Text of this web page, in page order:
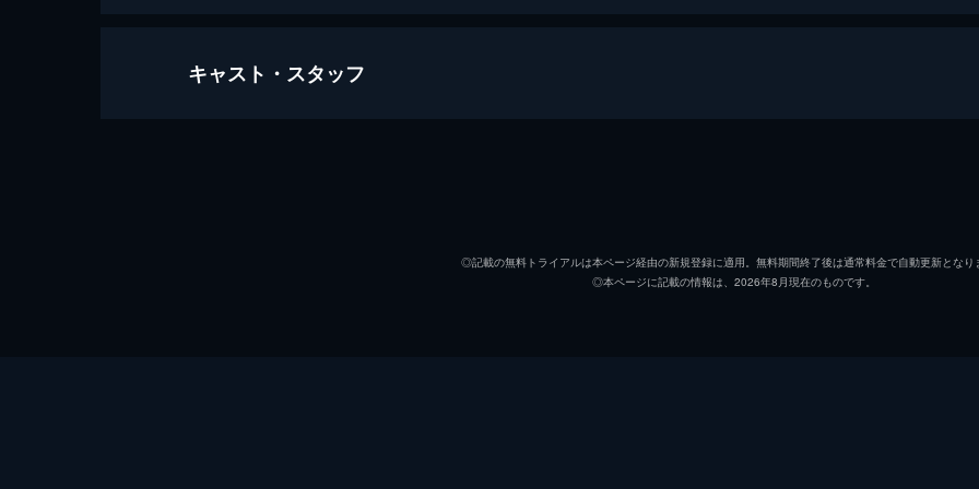
にがくてあまい にがくてあまい
キャスト・スタッフ
立花アラタ
◎記載の無料トライアルは本ページ経由の新規登録に適用。無料期間終了後は通常料金で自動更新となり
◎本ページに記載の情報は、2026年8月現在のものです。